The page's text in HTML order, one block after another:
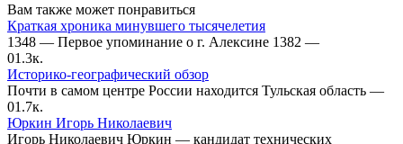
Вам также может понравиться
Краткая хроника минувшего тысячелетия
1348 — Первое упоминание о г. Алексине 1382 —
01.3к.
Историко-географический обзор
Почти в самом центре России находится Тульская область —
01.7к.
Юркин Игорь Николаевич
Игорь Николаевич Юркин — кандидат технических